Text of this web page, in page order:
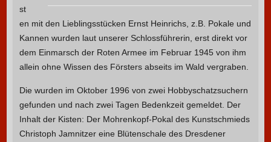
st
en mit den Lieblingsstücken Ernst Heinrichs, z.B. Pokale und
Kannen wurden laut unserer Schlossführerin, erst direkt vor
dem Einmarsch der Roten Armee im Februar 1945 von ihm
allein ohne Wissen des Försters abseits im Wald vergraben.
Die wurden im Oktober 1996 von zwei Hobbyschatzsuchern
gefunden und nach zwei Tagen Bedenkzeit gemeldet. Der
Inhalt der Kisten: Der Mohrenkopf-Pokal des Kunstschmieds
Christoph Jamnitzer eine Blütenschale des Dresdener